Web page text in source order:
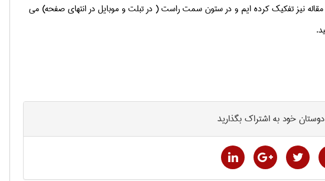
نیز تفکیک کرده ایم و در ستون سمت راست ( در تبلت و موبایل در انتهای صفحه) می
خود به اشتراک بگذارید